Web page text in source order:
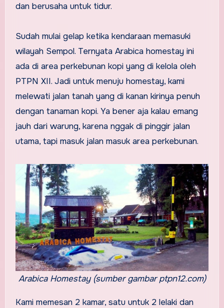
dan berusaha untuk tidur.
Sudah mulai gelap ketika kendaraan memasuki
wilayah Sempol. Ternyata Arabica homestay ini
ada di area perkebunan kopi yang di kelola oleh
PTPN XII. Jadi untuk menuju homestay, kami
melewati jalan tanah yang di kanan kirinya penuh
dengan tanaman kopi. Ya bener aja kalau emang
jauh dari warung, karena nggak di pinggir jalan
utama, tapi masuk jalan masuk area perkebunan.
Arabica Homestay (sumber gambar ptpn12.com)
Kami memesan 2 kamar, satu untuk 2 lelaki dan